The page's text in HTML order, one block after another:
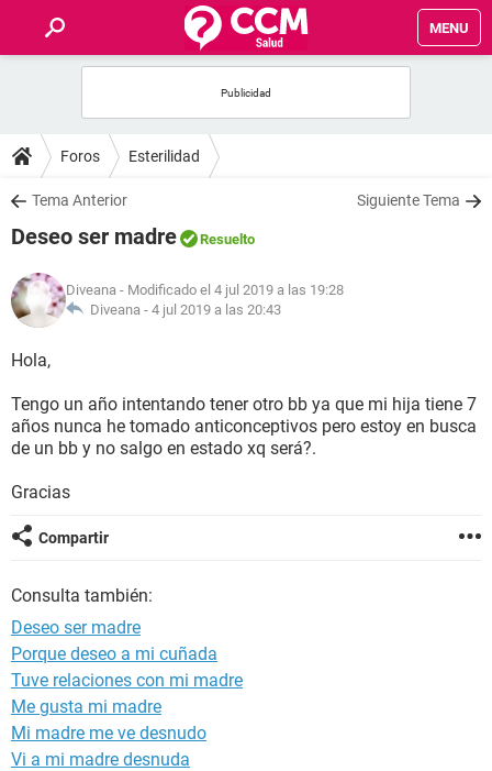
MENU
FOROS
SALUD
NUTRICIÓN
BIENESTAR
SEXUALIDAD
Foros Esterilidad
Tema Anterior Siguiente Tema
Deseo ser madre Resuelto
Diveana - Modificado el 4 jul 2019 a las 19:28
Diveana - 4 jul 2019 a las 20:43
Hola,
Tengo un año intentando tener otro bb ya que mi hija tiene 7
años nunca he tomado anticonceptivos pero estoy en busca
de un bb y no salgo en estado xq será?.
Gracias
Compartir
Consulta también:
Deseo ser madre
Porque deseo a mi cuñada
Tuve relaciones con mi madre
Me gusta mi madre
Mi madre me ve desnudo
Vi a mi madre desnuda